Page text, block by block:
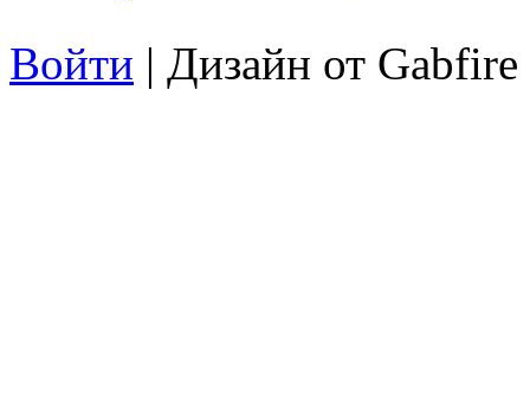
Войти | Дизайн от